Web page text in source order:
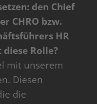
den Chief
CHRO bzw.
HR
Rolle?
mit unserem
Diesen
die